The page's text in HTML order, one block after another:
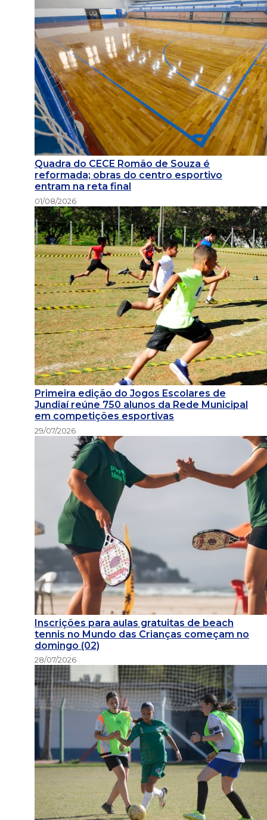
Quadra do CECE Romão de Souza é
reformada; obras do centro esportivo
entram na reta final
01/08/2026
Primeira edição do Jogos Escolares de
Jundiaí reúne 750 alunos da Rede Municipal
em competições esportivas
29/07/2026
Inscrições para aulas gratuitas de beach
tennis no Mundo das Crianças começam no
domingo (02)
28/07/2026